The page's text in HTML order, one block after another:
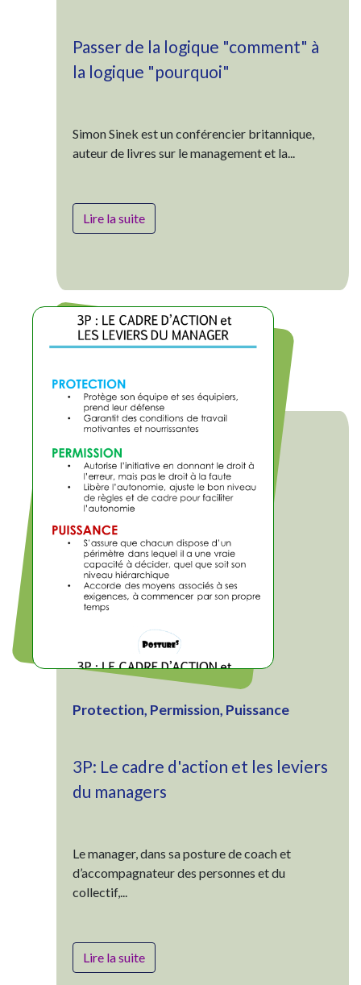
Passer de la logique "comment" à
la logique "pourquoi"
Simon Sinek est un conférencier britannique,
auteur de livres sur le management et la...
Lire la suite
Protection, Permission, Puissance
3P: Le cadre d'action et les leviers
du managers
Le manager, dans sa posture de coach et
d’accompagnateur des personnes et du
collectif,...
Lire la suite